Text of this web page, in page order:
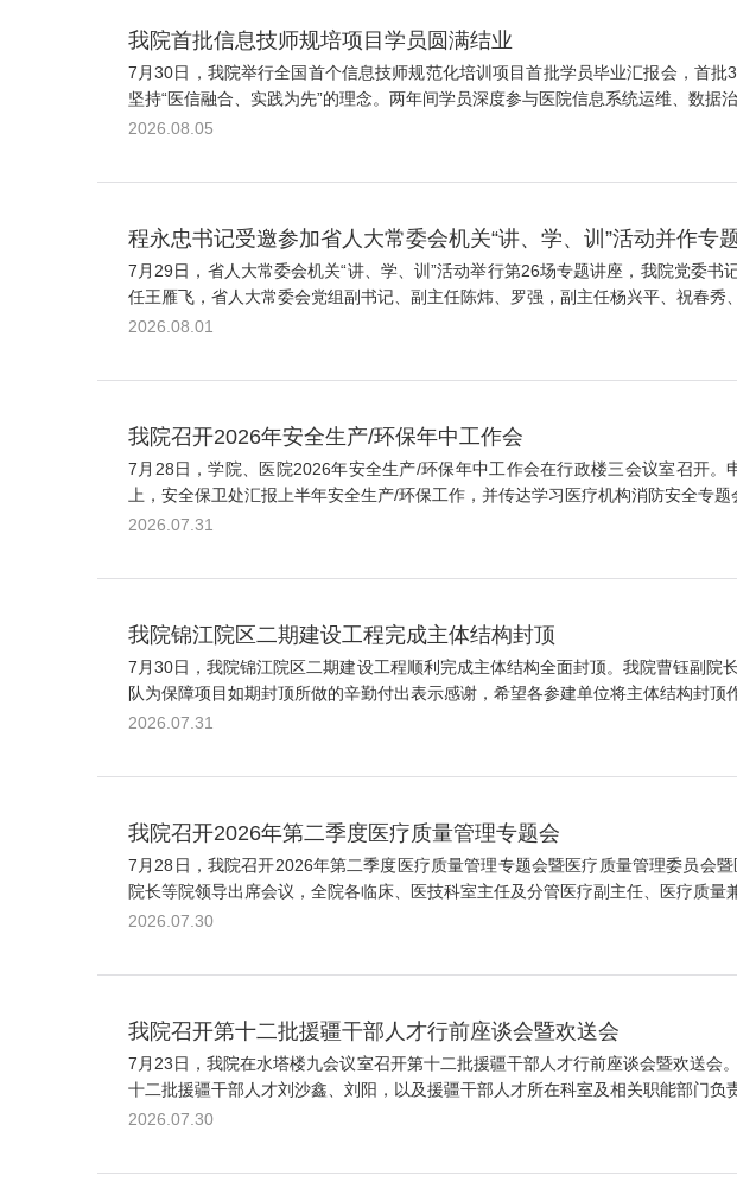
我院首批信息技师规培项目学员圆满结业
7月30日，我院举行全国首个信息技师规范化培训项目首批学员毕业汇报会，首
坚持“医信融合、实践为先”的理念。两年间学员深度参与医院信息系统运维、数据
2026.08.05
程永忠书记受邀参加省人大常委会机关“讲、学、训”活动并作专
7月29日，省人大常委会机关“讲、学、训”活动举行第26场专题讲座，我院党委
任王雁飞，省人大常委会党组副书记、副主任陈炜、罗强，副主任杨兴平、祝春秀
2026.08.01
我院召开2026年安全生产/环保年中工作会
7月28日，学院、医院2026年安全生产/环保年中工作会在行政楼三会议室召开
上，安全保卫处汇报上半年安全生产/环保工作，并传达学习医疗机构消防安全专
2026.07.31
我院锦江院区二期建设工程完成主体结构封顶
7月30日，我院锦江院区二期建设工程顺利完成主体结构全面封顶。我院曹钰副
队为保障项目如期封顶所做的辛勤付出表示感谢，希望各参建单位将主体结构封顶
2026.07.31
我院召开2026年第二季度医疗质量管理专题会
7月28日，我院召开2026年第二季度医疗质量管理专题会暨医疗质量管理委员会
院长等院领导出席会议，全院各临床、医技科室主任及分管医疗副主任、医疗质量
2026.07.30
我院召开第十二批援疆干部人才行前座谈会暨欢送会
7月23日，我院在水塔楼九会议室召开第十二批援疆干部人才行前座谈会暨欢送
十二批援疆干部人才刘沙鑫、刘阳，以及援疆干部人才所在科室及相关职能部门负
2026.07.30